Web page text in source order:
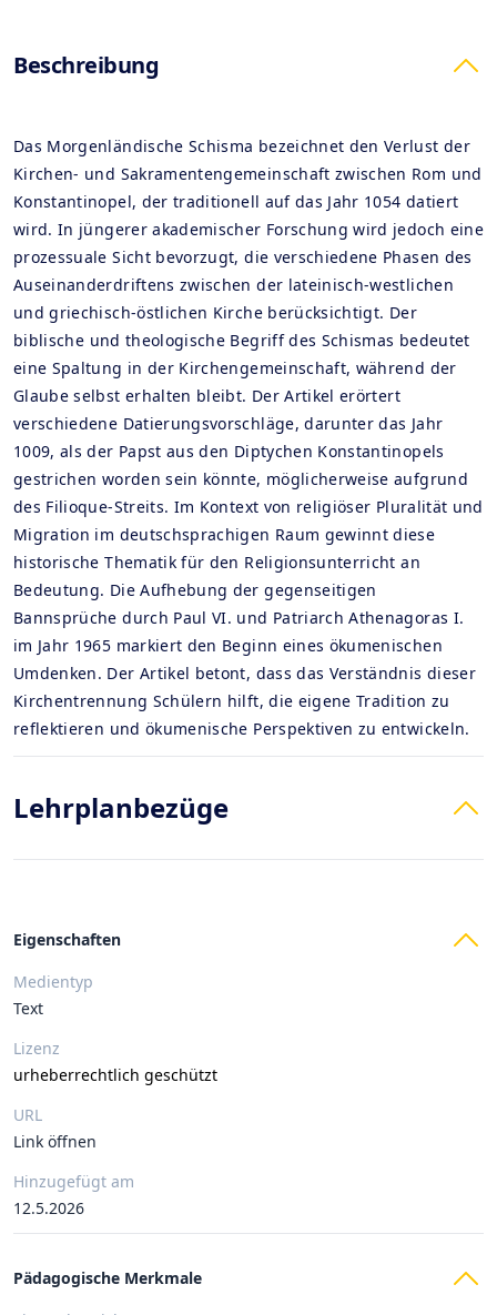
Products
Beschreibung
Das Morgenländische Schisma bezeichnet den Verlust der
Kirchen- und Sakramentengemeinschaft zwischen Rom und
Konstantinopel, der traditionell auf das Jahr 1054 datiert
wird. In jüngerer akademischer Forschung wird jedoch eine
prozessuale Sicht bevorzugt, die verschiedene Phasen des
Auseinanderdriftens zwischen der lateinisch-westlichen
und griechisch-östlichen Kirche berücksichtigt. Der
biblische und theologische Begriff des Schismas bedeutet
eine Spaltung in der Kirchengemeinschaft, während der
Glaube selbst erhalten bleibt. Der Artikel erörtert
verschiedene Datierungsvorschläge, darunter das Jahr
1009, als der Papst aus den Diptychen Konstantinopels
gestrichen worden sein könnte, möglicherweise aufgrund
des Filioque-Streits. Im Kontext von religiöser Pluralität und
Migration im deutschsprachigen Raum gewinnt diese
historische Thematik für den Religionsunterricht an
Bedeutung. Die Aufhebung der gegenseitigen
Bannsprüche durch Paul VI. und Patriarch Athenagoras I.
im Jahr 1965 markiert den Beginn eines ökumenischen
Umdenken. Der Artikel betont, dass das Verständnis dieser
Kirchentrennung Schülern hilft, die eigene Tradition zu
reflektieren und ökumenische Perspektiven zu entwickeln.
Lehrplanbezüge
Eigenschaften
Medientyp
Text
Lizenz
urheberrechtlich geschützt
URL
Link öffnen
Hinzugefügt am
12.5.2026
Pädagogische Merkmale